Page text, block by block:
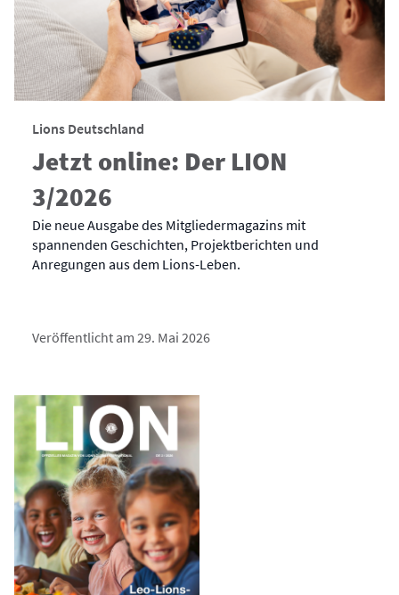
Lions Deutschland
Jetzt online: Der LION
3/2026
Die neue Ausgabe des Mitgliedermagazins mit
spannenden Geschichten, Projektberichten und
Anregungen aus dem Lions-Leben.
Veröffentlicht am 29. Mai 2026